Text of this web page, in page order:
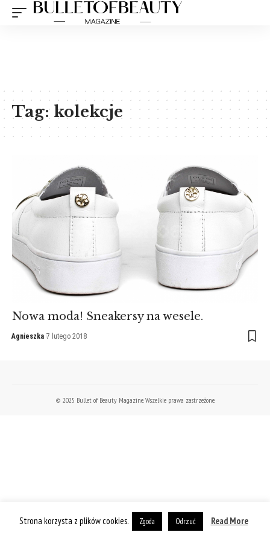
Tag: kolekcje
Nowa moda! Sneakersy na wesele.
Agnieszka 7 lutego 2018
© 2025 Bullet of Beauty Magazine. Wszelkie prawa zastrzeżone.
Strona korzysta z plików cookies. Zgoda Odrzuć Read More